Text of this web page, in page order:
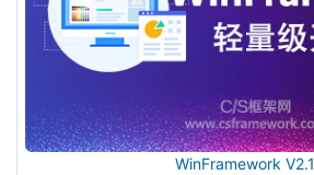
WinFramework V2.1